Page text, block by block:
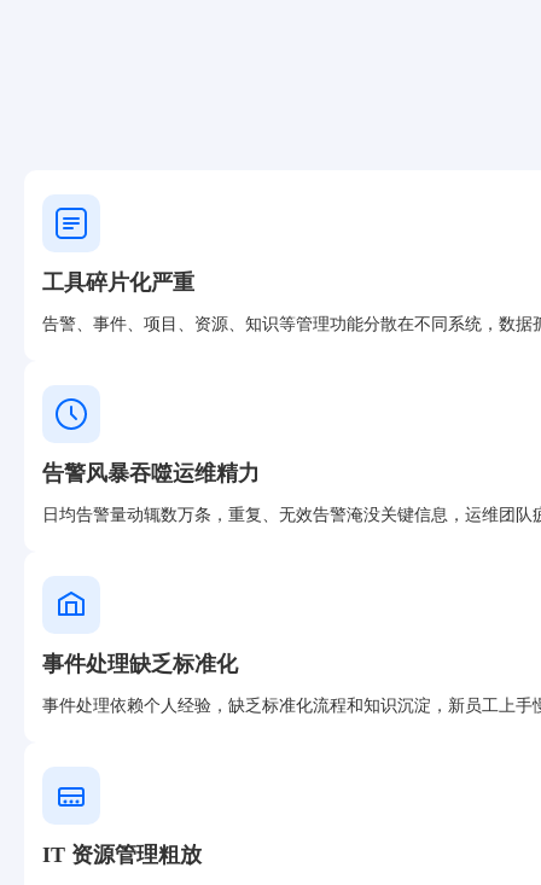
工具碎片化严重
告警、事件、项目、资源、知识等管理功能分散在不同系统，数
告警风暴吞噬运维精力
日均告警量动辄数万条，重复、无效告警淹没关键信息，运维团
事件处理缺乏标准化
事件处理依赖个人经验，缺乏标准化流程和知识沉淀，新员工上手
IT 资源管理粗放